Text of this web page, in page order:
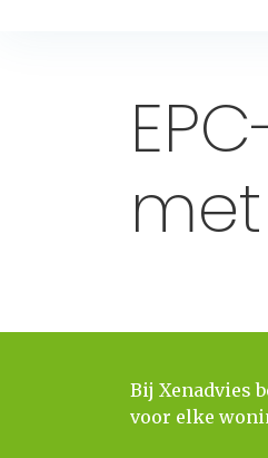
Bij Xenadvies
voor elke